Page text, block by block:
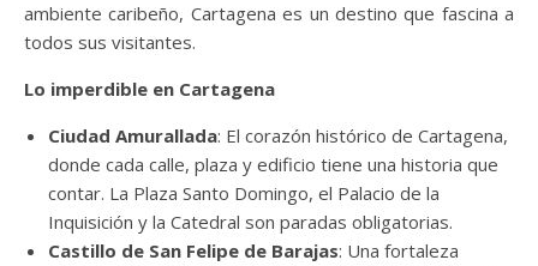
ambiente caribeño, Cartagena es un destino que fascina a
todos sus visitantes.
Lo imperdible en Cartagena
Ciudad Amurallada: El corazón histórico de Cartagena,
donde cada calle, plaza y edificio tiene una historia que
contar. La Plaza Santo Domingo, el Palacio de la
Inquisición y la Catedral son paradas obligatorias.
Castillo de San Felipe de Barajas: Una fortaleza